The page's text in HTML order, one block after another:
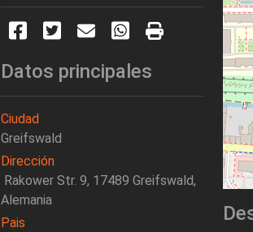
Datos principales
Ciudad
Greifswald
Dirección
Rakower Str. 9, 17489 Greifswald,
Alemania
Pais